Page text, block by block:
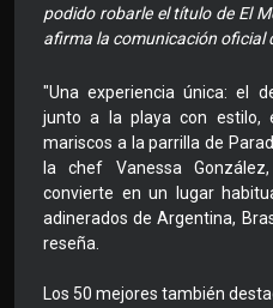
podido robarle el título de El
afirma la comunicación oficial
"Una experiencia única: el
junto a la playa con estilo,
mariscos a la parrilla de
la chef Vanessa
convierte en un lugar
adinerados de Argentina,
reseña.
Los 50 mejores también